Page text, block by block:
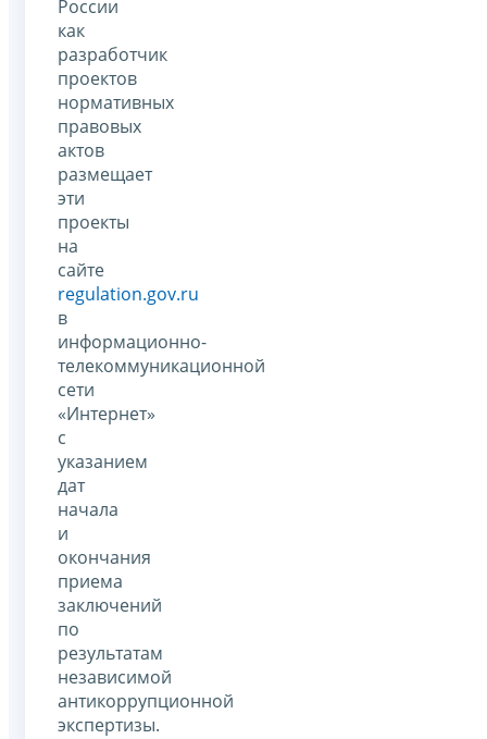
России
как
разработчик
проектов
нормативных
правовых
актов
размещает
эти
проекты
на
сайте
regulation.gov.ru
в
информационно-
телекоммуникационной
сети
«Интернет»
с
указанием
дат
начала
и
окончания
приема
заключений
по
результатам
независимой
антикоррупционной
экспертизы.